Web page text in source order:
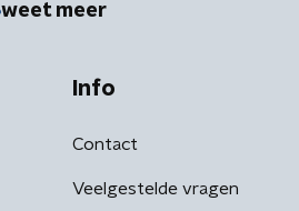
weet meer
Info
Contact
Veelgestelde vragen